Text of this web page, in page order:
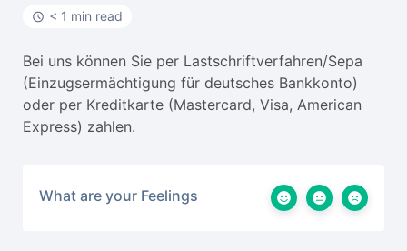
< 1 min read
Bei uns können Sie per Lastschriftverfahren/Sepa
(Einzugsermächtigung für deutsches Bankkonto)
oder per Kreditkarte (Mastercard, Visa, American
Express) zahlen.
What are your Feelings